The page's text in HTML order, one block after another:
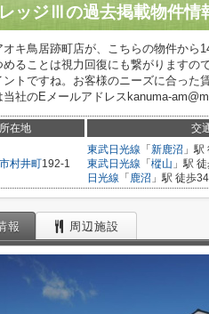
ッジⅢ の過去掲載物件情
オキ鳥居跡町店が、こちらの物件から
めることは視力回復にも繋がりますの
ントですね。お客様のニーズに合った
社のEメールアドレスkanuma-
所在地 交
村井町192-1
東武日光線 「 新鹿沼 」駅
東武日光線 「 樅山 」駅
日光線 「 鹿沼 」駅 徒歩
報 周辺施設